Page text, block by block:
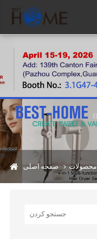
صفحه اصلی محصولات